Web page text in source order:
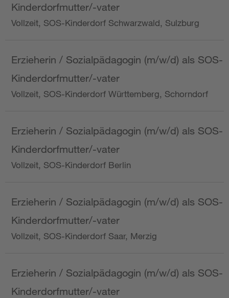
Kinderdorfmutter/-vater
Vollzeit, SOS-Kinderdorf Schwarzwald, Sulzburg
Erzieherin / Sozialpädagogin (m/w/d) als SOS-
Kinderdorfmutter/-vater
Vollzeit, SOS-Kinderdorf Württemberg, Schorndorf
Erzieherin / Sozialpädagogin (m/w/d) als SOS-
Kinderdorfmutter/-vater
Vollzeit, SOS-Kinderdorf Berlin
Erzieherin / Sozialpädagogin (m/w/d) als SOS-
Kinderdorfmutter/-vater
Vollzeit, SOS-Kinderdorf Saar, Merzig
Erzieherin / Sozialpädagogin (m/w/d) als SOS-
Kinderdorfmutter/-vater